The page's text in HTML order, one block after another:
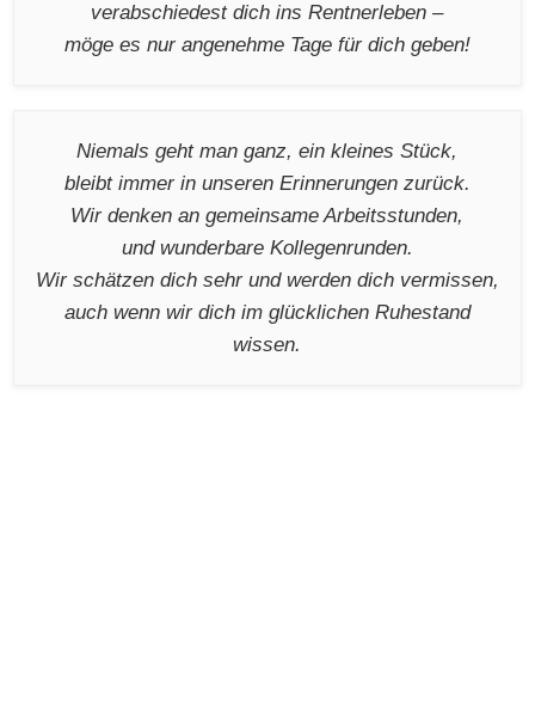
verabschiedest dich ins Rentnerleben –
möge es nur angenehme Tage für dich geben!
Niemals geht man ganz, ein kleines Stück,
bleibt immer in unseren Erinnerungen zurück.
Wir denken an gemeinsame Arbeitsstunden,
und wunderbare Kollegenrunden.
Wir schätzen dich sehr und werden dich vermissen,
auch wenn wir dich im glücklichen Ruhestand
wissen.